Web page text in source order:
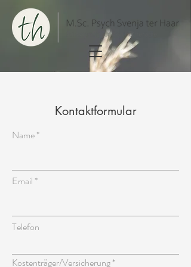
Kontaktformular
Name
Email
Telefon
Kostenträger/Versicherung